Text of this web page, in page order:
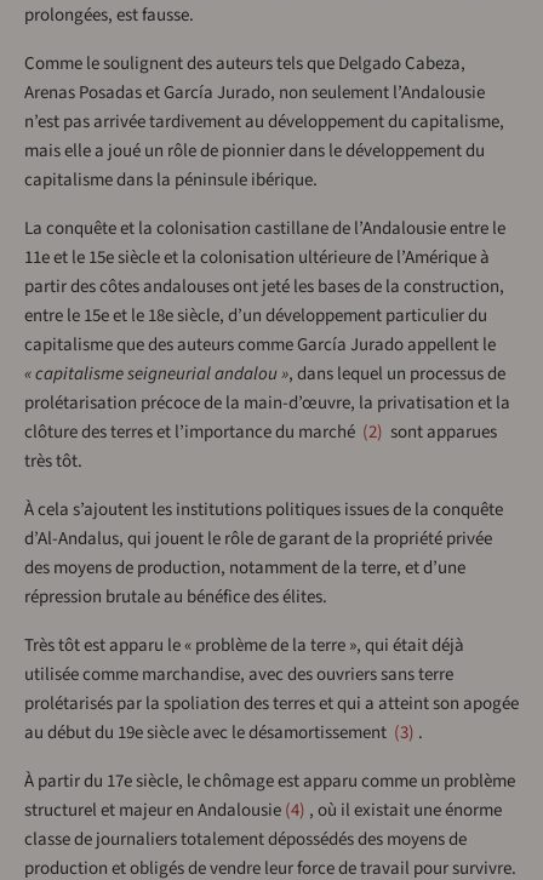
prolongées, est fausse.
Comme le soulignent des auteurs tels que Delgado Cabeza,
Arenas Posadas et García Jurado, non seulement l’Andalousie
n’est pas arrivée tardivement au développement du capitalisme,
mais elle a joué un rôle de pionnier dans le développement du
capitalisme dans la péninsule ibérique.
La conquête et la colonisation castillane de l’Andalousie entre le
11e et le 15e siècle et la colonisation ultérieure de l’Amérique à
partir des côtes andalouses ont jeté les bases de la construction,
entre le 15e et le 18e siècle, d’un développement particulier du
capitalisme que des auteurs comme García Jurado appellent le
« capitalisme seigneurial andalou », dans lequel un processus de
prolétarisation précoce de la main-d’œuvre, la privatisation et la
clôture des terres et l’importance du marché 2 sont apparues
très tôt.
À cela s’ajoutent les institutions politiques issues de la conquête
d’Al-Andalus, qui jouent le rôle de garant de la propriété privée
des moyens de production, notamment de la terre, et d’une
répression brutale au bénéfice des élites.
Très tôt est apparu le « problème de la terre », qui était déjà
utilisée comme marchandise, avec des ouvriers sans terre
prolétarisés par la spoliation des terres et qui a atteint son apogée
au début du 19e siècle avec le désamortissement 3 .
À partir du 17e siècle, le chômage est apparu comme un problème
structurel et majeur en Andalousie 4 , où il existait une énorme
classe de journaliers totalement dépossédés des moyens de
production et obligés de vendre leur force de travail pour survivre.